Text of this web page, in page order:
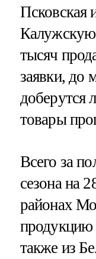
Псковская
тысяч
заявки, до
доберутся
товары
Всего за
сезона на
районах
продукцию
также из